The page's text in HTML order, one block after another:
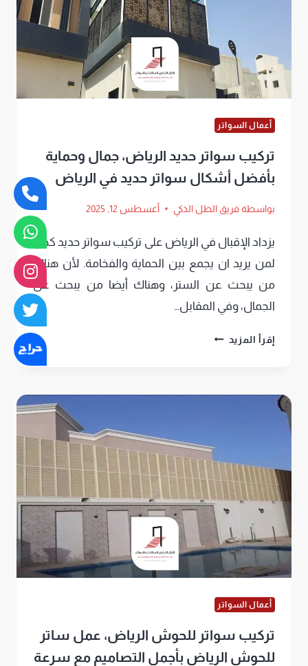
سواتر
قماش
حديثة
الرياض
أعمال السواتر
تركيب سواتر حديد الرياض، جمال وحماية
بأفضل أشكال سواتر حديد في الرياض
بواسطة فريق الظل الذكي أغسطس 12, 2025
يزداد الإقبال في الرياض على تركيب سواتر حديد كحل
لمن يريد ان يجمع بين الحماية والفخامة. لأن هناك
من يبحث عن الستر، وهناك أيضا من يبحث عن
الجمال، وفي المقابل…
إقرأ المزيد تركيب
وحماية
بأفضل
أشكال
سواتر
حديد
في
الرياض
أعمال السواتر
تركيب سواتر للحوش الرياض، عمل ساتر
للحوش الرياض بأجمل التصاميم مع سرعة